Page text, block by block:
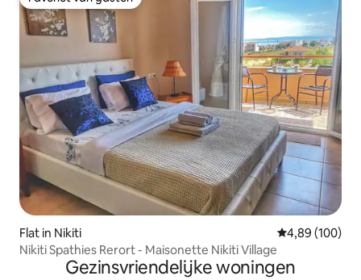
Favoriet van gasten
Flat in Nikiti Gemiddelde
4,89 (100)
Nikiti Spathies Rerort - Maisonette Nikiti Village
Gezinsvriendelijke woningen